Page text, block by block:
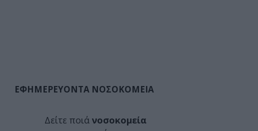
ΕΦΗΜΕΡΕΥΟΝΤΑ ΝΟΣΟΚΟΜΕΙΑ
Δείτε ποιά νοσοκομεία